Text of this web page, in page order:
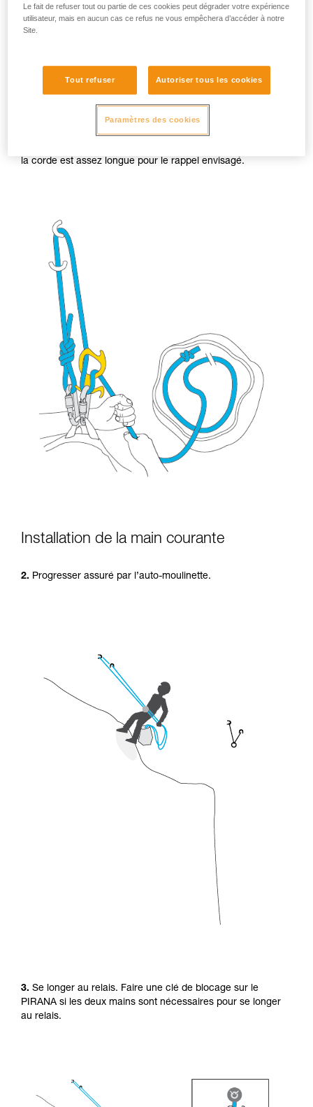
Installation du système d’auto-
moulinette
La corde attachée au harnais passe dans les ancrages,
puis revient passer dans le PIRANA. Le brin libre est stocké
dans un sac attaché au harnais. La corde doit pouvoir
coulisser sans s’abîmer. Si l’ancrage est trop agressif, un
maillon rapide sera nécessaire.
Pour un rappel avec la corde en sac, un nœud en bout de
la corde est assez longue pour le rappel envisagé.
Installation de la main courante
2. Progresser assuré par l’auto-moulinette.
3. Se longer au relais. Faire une clé de blocage sur le
PIRANA si les deux mains sont nécessaires pour se longer
au relais.
Le fait de refuser tout ou partie de ces cookies peut dégrader votre expérience
utilisateur, mais en aucun cas ce refus ne vous empêchera d’accéder à notre
Site.
Tout refuser Autoriser tous les cookies
Paramètres des cookies